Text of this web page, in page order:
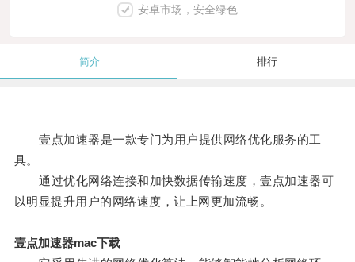
安卓市场，安全绿色
简介 排行
壹点加速器是一款专门为用户提供网络优化服务的工
具。
通过优化网络连接和加快数据传输速度，壹点加速器可
以明显提升用户的网络速度，让上网更加流畅。
壹点加速器mac下载